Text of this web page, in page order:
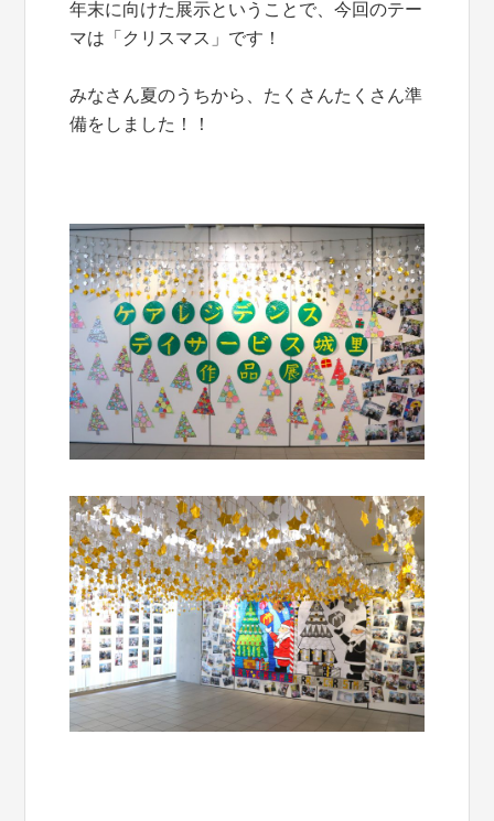
年末に向けた展示ということで、今回のテー
マは「クリスマス」です！
みなさん夏のうちから、たくさんたくさん準
備をしました！！